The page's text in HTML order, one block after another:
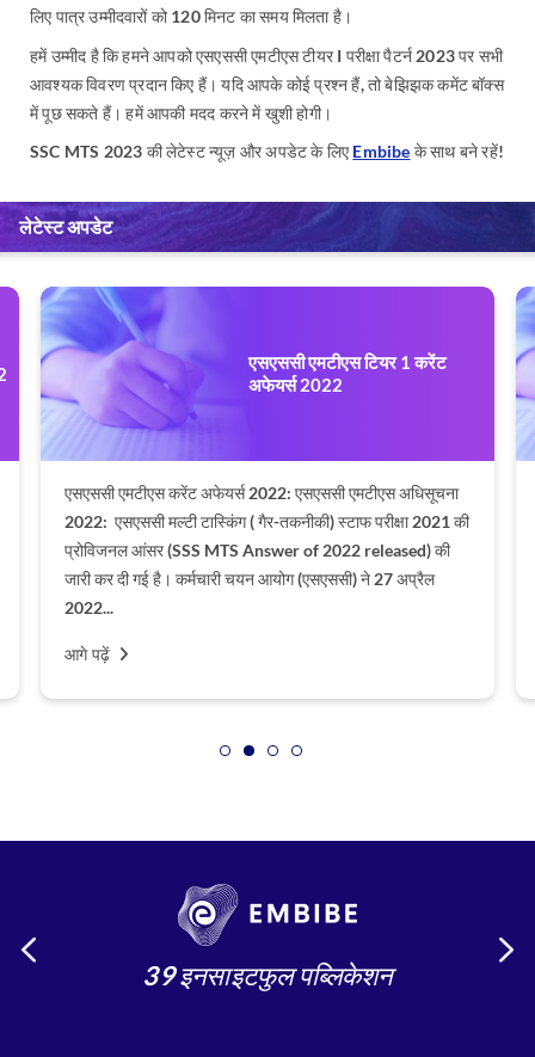
लिए पात्र उम्मीदवारों को 120 मिनट का समय मिलता है।
हमें उम्मीद है कि हमने आपको एसएससी एमटीएस टीयर I परीक्षा पैटर्न 2023 पर सभी
आवश्यक विवरण प्रदान किए हैं। यदि आपके कोई प्रश्न हैं, तो बेझिझक कमेंट बॉक्स
में पूछ सकते हैं। हमें आपकी मदद करने में खुशी होगी।
SSC MTS 2023 की लेटेस्ट न्यूज़ और अपडेट के लिए Embibe के साथ बने रहें!
लेटेस्ट अपडेट
एसएससी एमटीएस टियर 1 करेंट
अफेयर्स 2022
एसएससी एमटीएस करेंट अफेयर्स 2022: एसएससी एमटीएस अधिसूचना
2022: एसएससी मल्टी टास्किंग ( गैर-तकनीकी) स्टाफ परीक्षा 2021 की
प्रोविजनल आंसर (SSS MTS Answer of 2022 released) की
जारी कर दी गई है। कर्मचारी चयन आयोग (एसएससी) ने 27 अप्रैल
2022...
आगे पढ़ें
39 इनसाइटफुल पब्लिकेशन